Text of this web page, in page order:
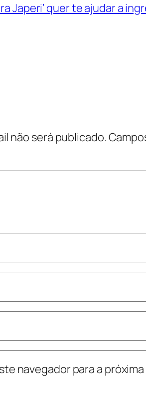
Japeri’ quer te ajudar a
não será publicado.
navegador para a